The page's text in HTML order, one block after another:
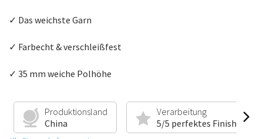
✓ Das weichste Garn
✓ Farbecht & verschleißfest
✓ 35 mm weiche Polhöhe
Produktionsland
China
Verarbeitung
5/5 perfektes Finish